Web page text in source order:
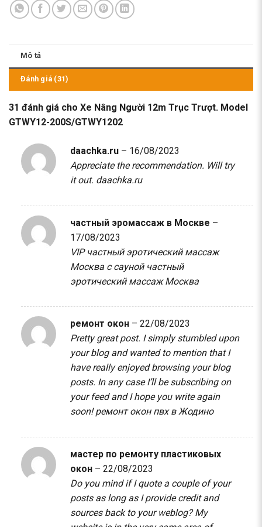
Mô tả
Đánh giá (31)
31 đánh giá cho Xe Nâng Người 12m Trục Trượt. Model
GTWY12-200S/GTWY1202
daachka.ru – 16/08/2023
Appreciate the recommendation. Will try
it out. daachka.ru
частный эромассаж в Москве –
17/08/2023
VIP частный эротический массаж
Москва с сауной частный
эротический массаж Москва
ремонт окон – 22/08/2023
Pretty great post. I simply stumbled upon
your blog and wanted to mention that I
have really enjoyed browsing your blog
posts. In any case I’ll be subscribing on
your feed and I hope you write again
soon!ремонт окон пвх в Жодино
мастер по ремонту пластиковых
окон – 22/08/2023
Do you mind if I quote a couple of your
posts as long as I provide credit and
sources back to your weblog? My